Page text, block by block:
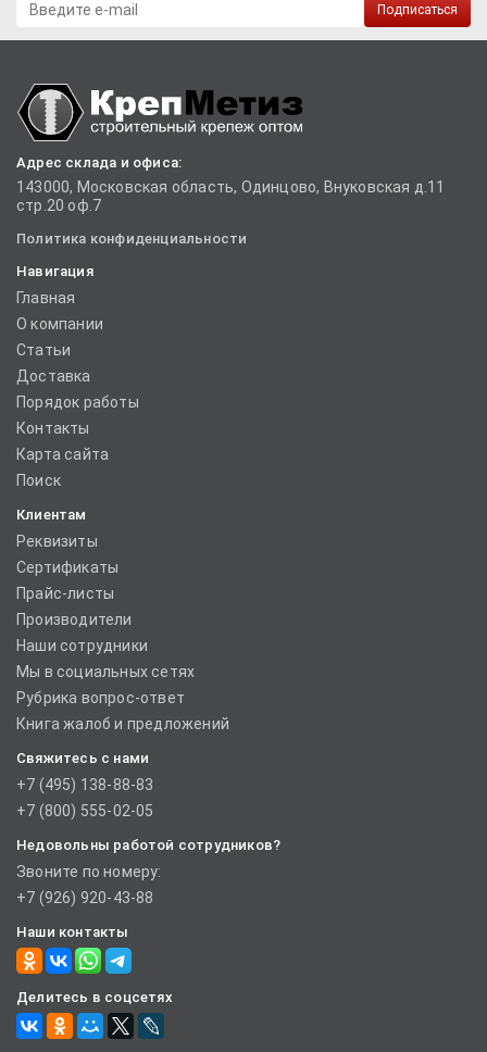
Подписаться
Адрес склада и офиса:
143000, Московская область, Одинцово, Внуковская д.11
стр.20 оф.7
Политика конфиденциальности
Навигация
Главная
О компании
Статьи
Доставка
Порядок работы
Контакты
Карта сайта
Поиск
Клиентам
Реквизиты
Сертификаты
Прайс-листы
Производители
Наши сотрудники
Мы в социальных сетях
Рубрика вопрос-ответ
Книга жалоб и предложений
Свяжитесь с нами
+7 (495) 138-88-83
+7 (800) 555-02-05
Недовольны работой сотрудников?
Звоните по номеру:
+7 (926) 920-43-88
Наши контакты
Делитесь в соцсетях